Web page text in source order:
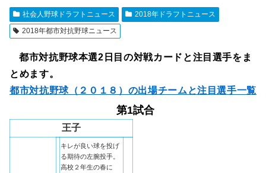
社会人野球ドラフトニュース
2018年ドラフトニュース
2018年都市対抗野球ニュース
都市対抗野球本選2日目の対戦カードと注目選手をま
とめます。
都市対抗野球（２０１８）の出場チームと注目選手一覧
第1試合
王子
キレが良い球を投げ
る期待の左腕投手。
高校２年生の春に